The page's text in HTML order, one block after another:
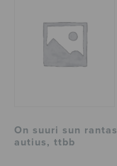
On suuri sun rantas
autius, ttbb